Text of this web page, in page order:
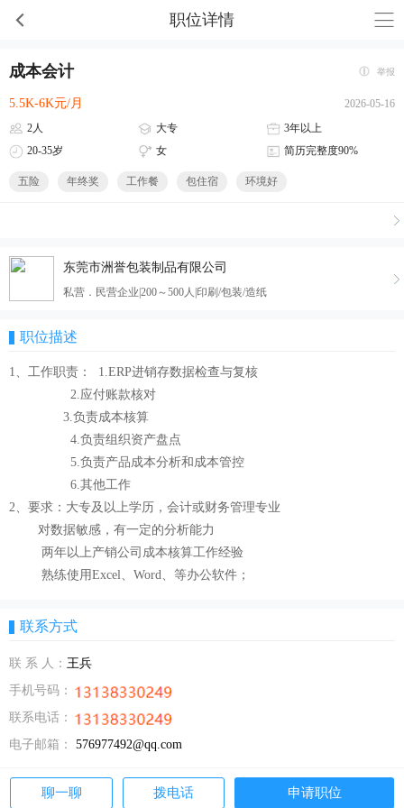
职位详情
聊一聊 拨电话 申请职位
成本会计 举报
5.5K-6K元/月
2026-05-16
2人
大专
3年以上
20-35岁
女 简历完整度90%
五险 年终奖 工作餐 包住宿 环境好
东莞市洲誉包装制品有限公司
私营．民营企业|200～500人|印刷/包装/造纸
职位描述
1、工作职责： 1.ERP进销存数据检查与复核
2.应付账款核对
3.负责成本核算
4.负责组织资产盘点
5.负责产品成本分析和成本管控
6.其他工作
2、要求：大专及以上学历，会计或财务管理专业
对数据敏感，有一定的分析能力
两年以上产销公司成本核算工作经验
熟练使用Excel、Word、等办公软件；
联系方式
联 系 人： 王兵
手机号码：
联系电话：
电子邮箱：
576977492@qq.com